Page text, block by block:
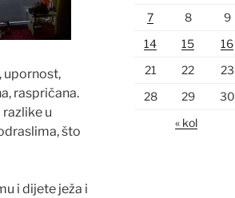
upornost,
raspričana.
razlike u
što
i dijete ježa i
7
8 9
14
15 16
21
22 23
28
29
30
« kol